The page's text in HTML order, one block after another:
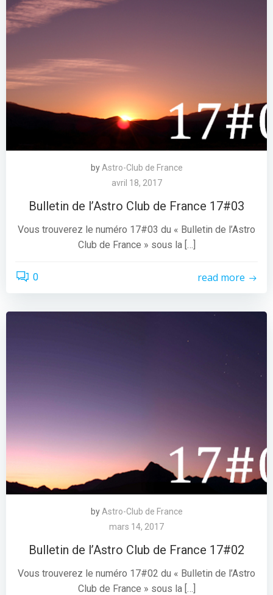
by Astro-Club de France
avril 18, 2017
Bulletin de l’Astro Club de France 17#03
Vous trouverez le numéro 17#03 du « Bulletin de l’Astro
Club de France » sous la […]
0 read more
by Astro-Club de France
mars 14, 2017
Bulletin de l’Astro Club de France 17#02
Vous trouverez le numéro 17#02 du « Bulletin de l’Astro
Club de France » sous la […]